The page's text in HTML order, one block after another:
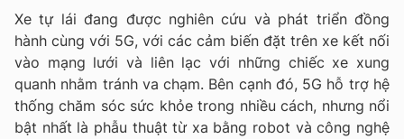
Xe tự lái đang được nghiên cứu và phát triển đồng
hành cùng với 5G, với các cảm biến đặt trên xe kết nối
vào mạng lưới và liên lạc với những chiếc xe xung
quanh nhằm tránh va chạm. Bên cạnh đó, 5G hỗ trợ hệ
thống chăm sóc sức khỏe trong nhiều cách, nhưng nổi
bật nhất là phẫu thuật từ xa bằng robot và công nghệ